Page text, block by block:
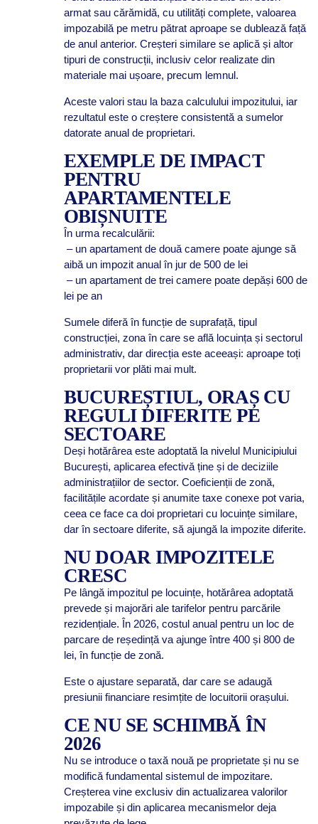
armat sau cărămidă, cu utilități complete, valoarea
impozabilă pe metru pătrat aproape se dublează față
de anul anterior. Creșteri similare se aplică și altor
tipuri de construcții, inclusiv celor realizate din
materiale mai ușoare, precum lemnul.
Aceste valori stau la baza calculului impozitului, iar
rezultatul este o creștere consistentă a sumelor
datorate anual de proprietari.
EXEMPLE DE IMPACT
PENTRU
APARTAMENTELE
OBIȘNUITE
În urma recalculării:
– un apartament de două camere poate ajunge să
aibă un impozit anual în jur de 500 de lei
– un apartament de trei camere poate depăși 600 de
lei pe an
Sumele diferă în funcție de suprafață, tipul
construcției, zona în care se află locuința și sectorul
administrativ, dar direcția este aceeași: aproape toți
proprietarii vor plăti mai mult.
BUCUREȘTIUL, ORAȘ CU
REGULI DIFERITE PE
SECTOARE
Deși hotărârea este adoptată la nivelul Municipiului
București, aplicarea efectivă ține și de deciziile
administrațiilor de sector. Coeficienții de zonă,
facilitățile acordate și anumite taxe conexe pot varia,
ceea ce face ca doi proprietari cu locuințe similare,
dar în sectoare diferite, să ajungă la impozite diferite.
NU DOAR IMPOZITELE
CRESC
Pe lângă impozitul pe locuințe, hotărârea adoptată
prevede și majorări ale tarifelor pentru parcările
rezidențiale. În 2026, costul anual pentru un loc de
parcare de reședință va ajunge între 400 și 800 de
lei, în funcție de zonă.
Este o ajustare separată, dar care se adaugă
presiunii financiare resimțite de locuitorii orașului.
CE NU SE SCHIMBĂ ÎN
2026
Nu se introduce o taxă nouă pe proprietate și nu se
modifică fundamental sistemul de impozitare.
Creșterea vine exclusiv din actualizarea valorilor
impozabile și din aplicarea mecanismelor deja